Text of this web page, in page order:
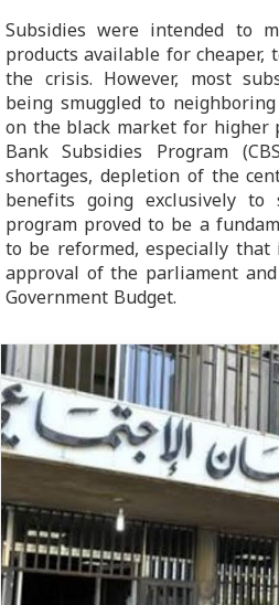
Subsidies were intended to
products available for
the crisis. However, most
being smuggled to
on the black market for higher
Bank Subsidies Program
shortages, depletion of the
benefits going exclusively to
program proved to be a
to be reformed, especially
approval of the parliament
Government Budget.